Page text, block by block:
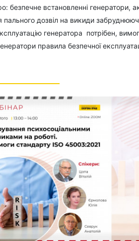
безпечне встановленні генератори,
пального дозвіл на викиди
генератора потрібен,
правила безпечної